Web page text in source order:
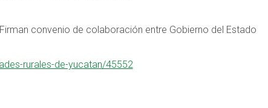
convenio de colaboración entre Gobierno del Estado
rurales-de-yucatan/45552